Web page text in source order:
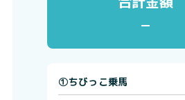
①ちびっこ乗馬